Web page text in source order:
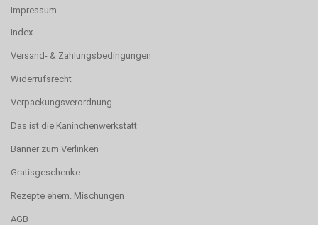
Impressum
Index
Versand- & Zahlungsbedingungen
Widerrufsrecht
Verpackungsverordnung
Das ist die Kaninchenwerkstatt
Banner zum Verlinken
Gratisgeschenke
Rezepte ehem. Mischungen
AGB